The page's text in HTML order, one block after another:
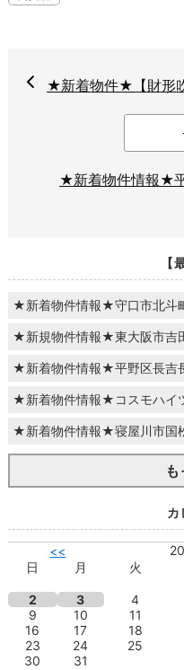
★新着物件★【財形
★新着物件情報★
【
★新着物件情報★守口市北
★新規物件情報★東大阪市吉
★新着物件情報★平野区長吉
★新着物件情報★コスモハイ
★新着物件情報★寝屋川市国
カ
<<
日
月 火
2
3 4
9
10 11
16
17 18
23
24 25
30
31